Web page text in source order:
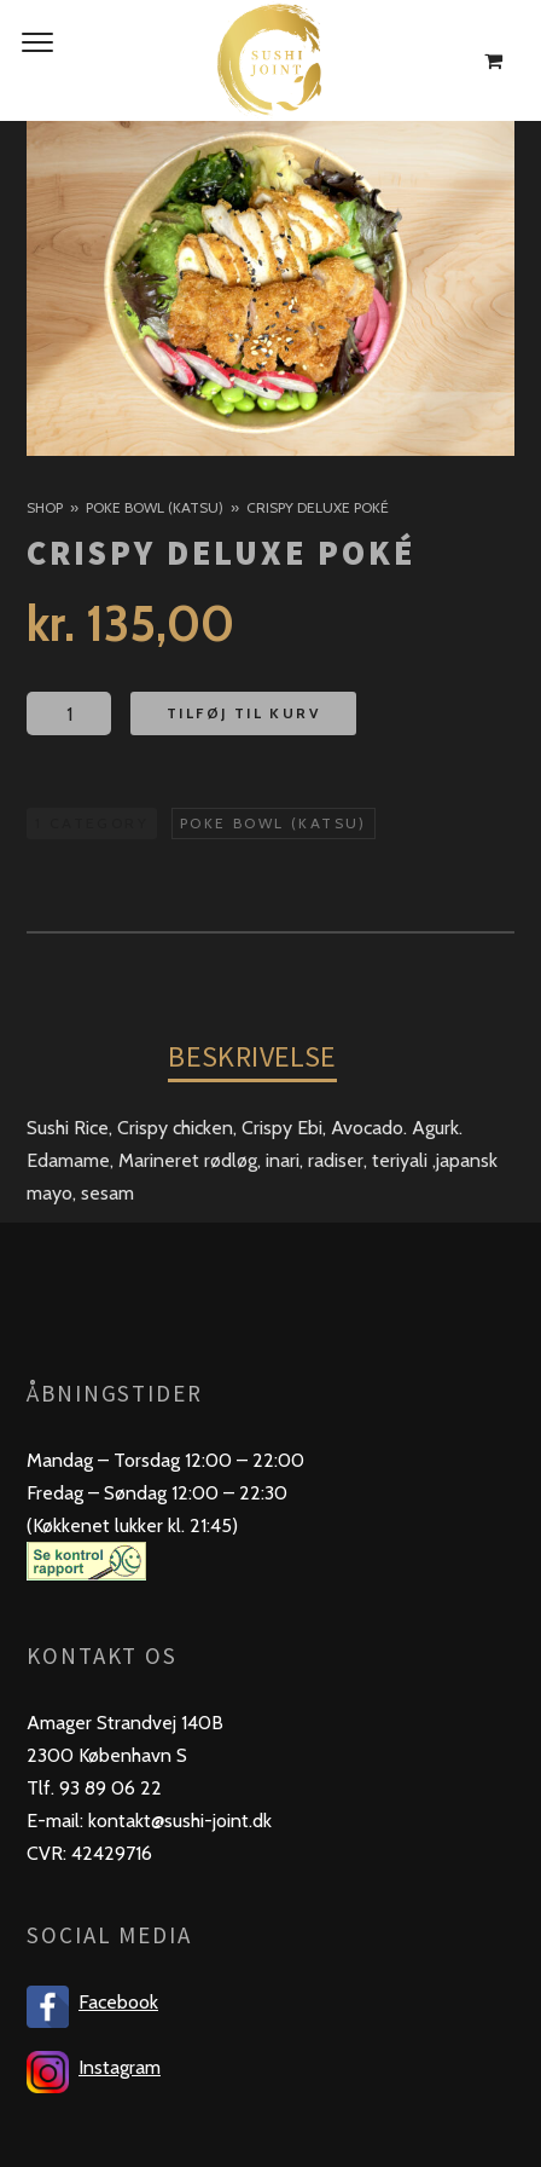
SHOP POKE BOWL (KATSU) CRISPY DELUXE POKÉ
CRISPY DELUXE POKÉ
kr. 135,00
Crispy
Deluxe
TILFØJ TIL KURV
POKE BOWL (KATSU)
BESKRIVELSE
Sushi Rice, Crispy chicken, Crispy Ebi, Avocado. Agurk.
Edamame, Marineret rødløg, inari, radiser, teriyali ,japansk
mayo, sesam
ÅBNINGSTIDER
Mandag – Torsdag 12:00 – 22:00
Fredag – Søndag 12:00 – 22:30
(Køkkenet lukker kl. 21:45)
KONTAKT OS
Amager Strandvej 140B
2300 København S
Tlf. 93 89 06 22
E-mail: kontakt@sushi-joint.dk
CVR: 42429716
SOCIAL MEDIA
Facebook
Instagram